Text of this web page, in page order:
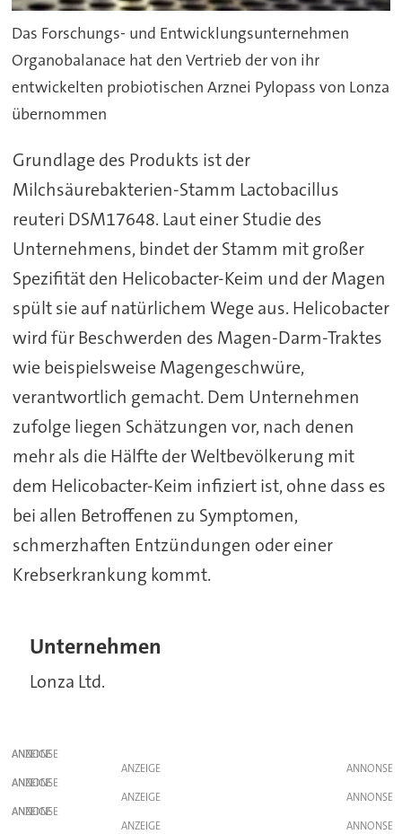
Das Forschungs- und Entwicklungsunternehmen
Organobalanace hat den Vertrieb der von ihr
entwickelten probiotischen Arznei Pylopass von Lonza
übernommen
Grundlage des Produkts ist der
Milchsäurebakterien-Stamm Lactobacillus
reuteri DSM17648. Laut einer Studie des
Unternehmens, bindet der Stamm mit großer
Spezifität den Helicobacter-Keim und der Magen
spült sie auf natürlichem Wege aus. Helicobacter
wird für Beschwerden des Magen-Darm-Traktes
wie beispielsweise Magengeschwüre,
verantwortlich gemacht. Dem Unternehmen
zufolge liegen Schätzungen vor, nach denen
mehr als die Hälfte der Weltbevölkerung mit
dem Helicobacter-Keim infiziert ist, ohne dass es
bei allen Betroffenen zu Symptomen,
schmerzhaften Entzündungen oder einer
Krebserkrankung kommt.
Unternehmen
Lonza Ltd.
ANZEIGE
ANZEIGE
ANZEIGE
ANZEIGE
ANZEIGE
ANZEIGE